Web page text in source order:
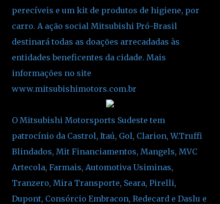
perecíveis e um kit de produtos de higiene, por
carro. A ação social Mitsubishi Pró-Brasil
destinará todas as doações arrecadadas às
entidades beneficentes da cidade. Mais
informações no site
www.mitsubishimotors.com.br
O Mitsubishi Motorsports Sudeste tem
patrocínio da Castrol, Itaú, Gol, Clarion, W.Truffi
Blindados, Mit Financiamentos, Mangels, MVC
Artecola, Farmais, Automotiva Usiminas,
Tranzero, Mira Transporte, Seara, Pirelli,
Dupont, Consórcio Embracon, Redecard e Daslu e